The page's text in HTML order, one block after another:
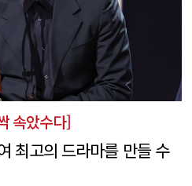
속았수다]
최고의 드라마를 만들 수